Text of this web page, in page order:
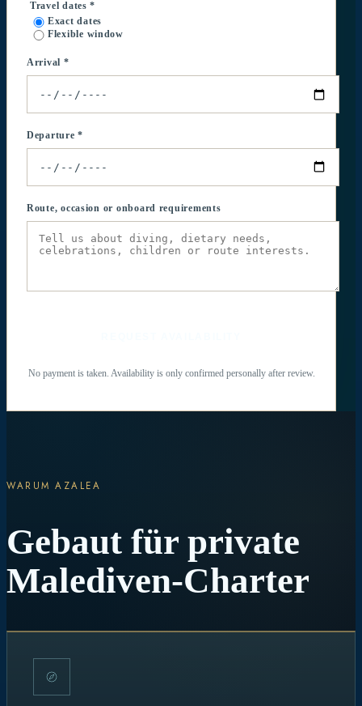
Travel dates *
Exact dates
Flexible window
Arrival *
Departure *
Route, occasion or onboard requirements
No payment is taken. Availability is only confirmed personally after review.
WARUM AZALEA
Gebaut für private
Malediven-Charter